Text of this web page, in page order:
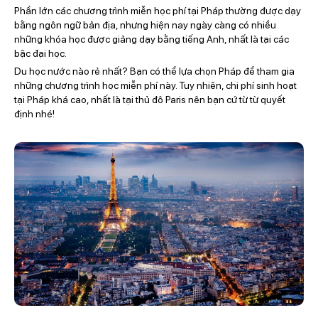
Phần lớn các chương trình miễn học phí tại Pháp thường được dạy
bằng ngôn ngữ bản địa, nhưng hiện nay ngày càng có nhiều
những khóa học được giảng dạy bằng tiếng Anh, nhất là tại các
bậc đại học.
Du học nước nào rẻ nhất? Bạn có thể lựa chọn Pháp để tham gia
những chương trình học miễn phí này. Tuy nhiên, chi phí sinh hoạt
tại Pháp khá cao, nhất là tại thủ đô Paris nên bạn cứ từ từ quyết
định nhé!